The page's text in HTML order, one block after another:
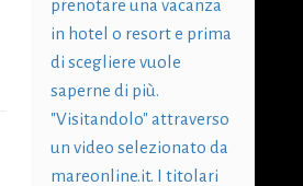
prenotare una vacanza
in hotel o resort e prima
di scegliere vuole
saperne di più.
"Visitandolo" attraverso
un video selezionato da
mareonline.it. I titolari